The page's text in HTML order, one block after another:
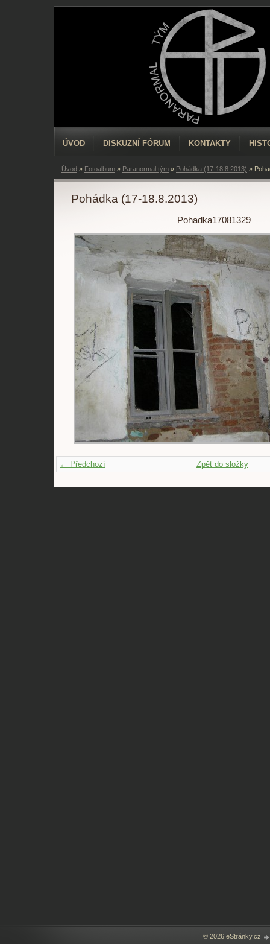
ÚVOD DISKUZNÍ FÓRUM KONTAKTY
Úvod » Fotoalbum » Paranormal tým » Pohádka (17-18.8.2013) »
Pohádka (17-18.8.2013)
Pohadka17081329
← Předchozí Zpět do složky
© 2026 eStránky.cz